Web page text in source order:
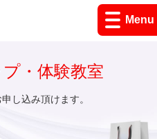
Menu
・体験教室
し込み頂けます。